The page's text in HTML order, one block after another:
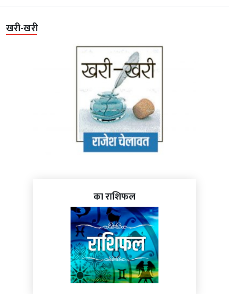
खरी-खरी
का राशिफल